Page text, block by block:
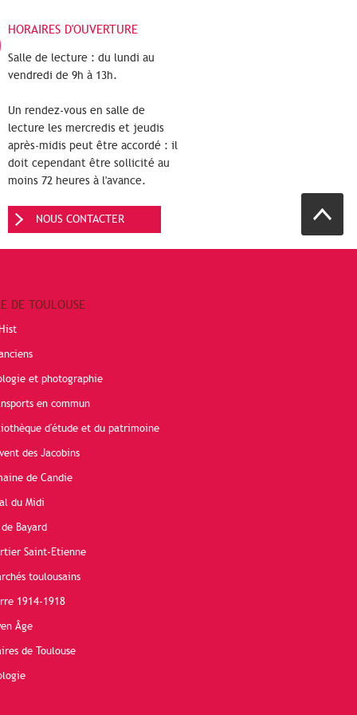
HORAIRES D'OUVERTURE
Salle de lecture : du lundi au
vendredi de 9h à 13h.
Un rendez-vous en salle de
lecture les mercredis et jeudis
après-midis peut être accordé : il
doit cependant être sollicité au
moins 72 heures à l'avance.
NOUS CONTACTER
DE TOULOUSE
et photographie
en commun
d'étude et du patrimoine
des Jacobins
de Candie
du Midi
Bayard
Saint-Etienne
toulousains
1914-1918
Âge
de Toulouse